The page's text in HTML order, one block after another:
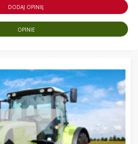
DODAJ OPINIĘ
OPINIE